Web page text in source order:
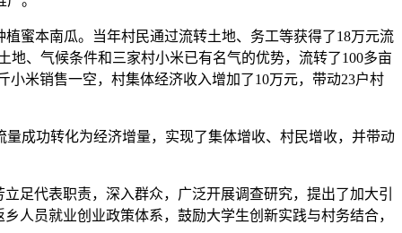
本南瓜。当年村民通过流转土地、务工等获得了18万元流
地、气候条件和三家村小米已有名气的优势，流转了100多亩
小米销售一空，村集体经济收入增加了10万元，带动23户村
成功转化为经济增量，实现了集体增收、村民增收，并带动
代表职责，深入群众，广泛开展调查研究，提出了加大引
人员就业创业政策体系，鼓励大学生创新实践与村务结合，